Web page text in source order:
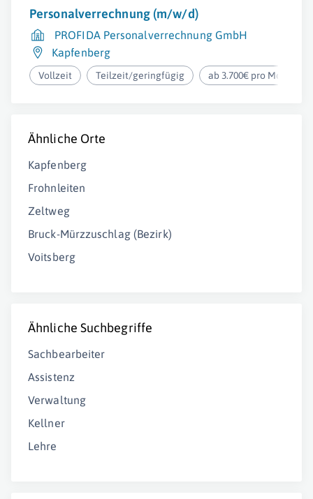
Personalverrechnung (m/w/d)
PROFIDA Personalverrechnung GmbH
Kapfenberg
Vollzeit Teilzeit/geringfügig ab 3.700€ pro Monat
Ähnliche Orte
Kapfenberg
Frohnleiten
Zeltweg
Bruck-Mürzzuschlag (Bezirk)
Voitsberg
Ähnliche Suchbegriffe
Sachbearbeiter
Assistenz
Verwaltung
Kellner
Lehre